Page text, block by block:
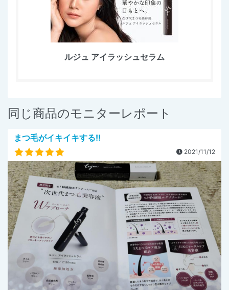
ルジュ アイラッシュセラム
同じ商品のモニターレポート
まつ毛がイキイキする!!
2021/11/12